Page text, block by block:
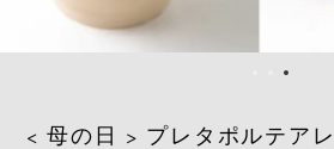
< 母の日 > プレタポルテア